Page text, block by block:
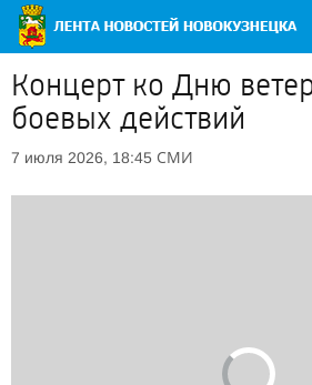
Концерт ко Дню
боевых действий
7 июля 2026, 18:45 СМИ